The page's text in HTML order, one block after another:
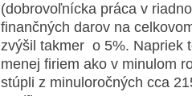
(dobrovoľnícka práca v
finančných darov na
zvýšil takmer o 5%. Napriek
menej firiem ako v minulom
stúpli z minuloročných cca